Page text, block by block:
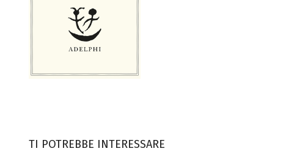
TI POTREBBE INTERESSARE